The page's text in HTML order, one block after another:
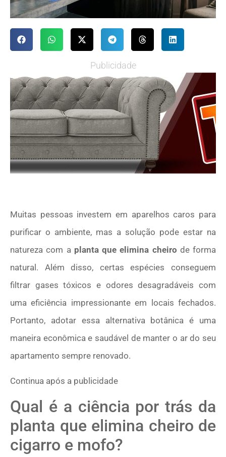
Publicidade
Muitas pessoas investem em aparelhos caros para
purificar o ambiente, mas a solução pode estar na
natureza com a planta que elimina cheiro de forma
natural. Além disso, certas espécies conseguem
filtrar gases tóxicos e odores desagradáveis com
uma eficiência impressionante em locais fechados.
Portanto, adotar essa alternativa botânica é uma
maneira econômica e saudável de manter o ar do seu
apartamento sempre renovado.
Continua após a publicidade
Qual é a ciência por trás da
planta que elimina cheiro de
cigarro e mofo?